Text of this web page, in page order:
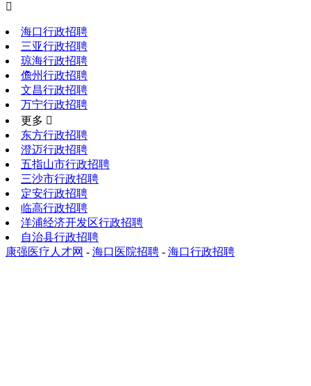

海口行政招聘
三亚行政招聘
琼海行政招聘
儋州行政招聘
文昌行政招聘
万宁行政招聘
更多 
东方行政招聘
澄迈行政招聘
五指山市行政招聘
三沙市行政招聘
定安行政招聘
临高行政招聘
洋浦经济开发区行政招聘
自治县行政招聘
康强医疗人才网 - 海口医院招聘 - 海口行政招聘